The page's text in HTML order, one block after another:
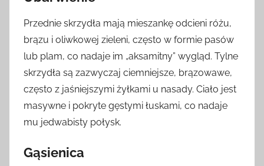
Przednie skrzydła mają mieszankę odcieni różu,
brązu i oliwkowej zieleni, często w formie pasów
lub plam, co nadaje im „aksamitny” wygląd. Tylne
skrzydła są zazwyczaj ciemniejsze, brązowawe,
często z jaśniejszymi żyłkami u nasady. Ciało jest
masywne i pokryte gęstymi łuskami, co nadaje
mu jedwabisty połysk.
Gąsienica